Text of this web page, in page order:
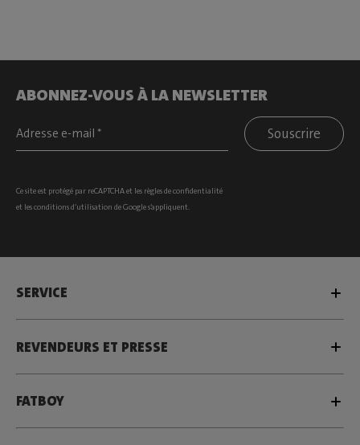
ABONNEZ-VOUS À LA NEWSLETTER
Souscrire
Ce site est protégé par reCAPTCHA et les règles de confidentialité
et lesconditions d’utilisation de Google s’appliquent.
SERVICE
REVENDEURS ET PRESSE
FATBOY